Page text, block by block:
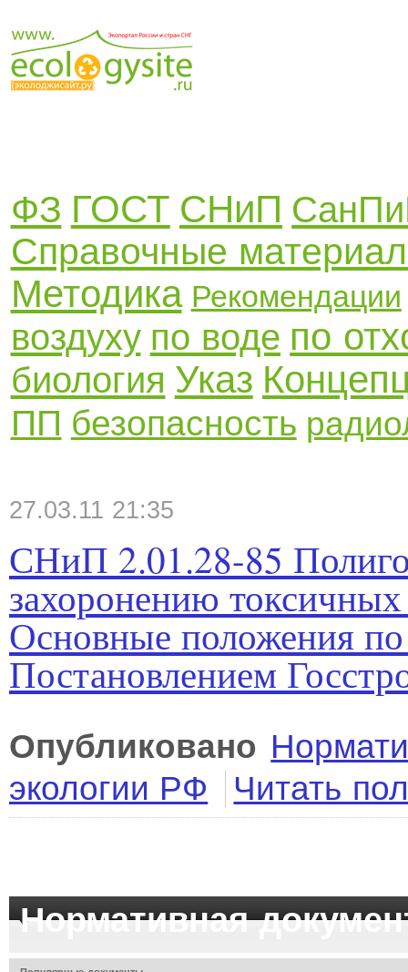
ФЗ ГОСТ СНиП
Справочные
Методика Рекомендации
воздуху по воде по
биология Указ
ПП безопасность
27.03.11 21:35
СНиП 2.01.28-85
захоронению
Основные положения
Постановлением
Опубликовано
экологии РФ
Читать
Нормативная